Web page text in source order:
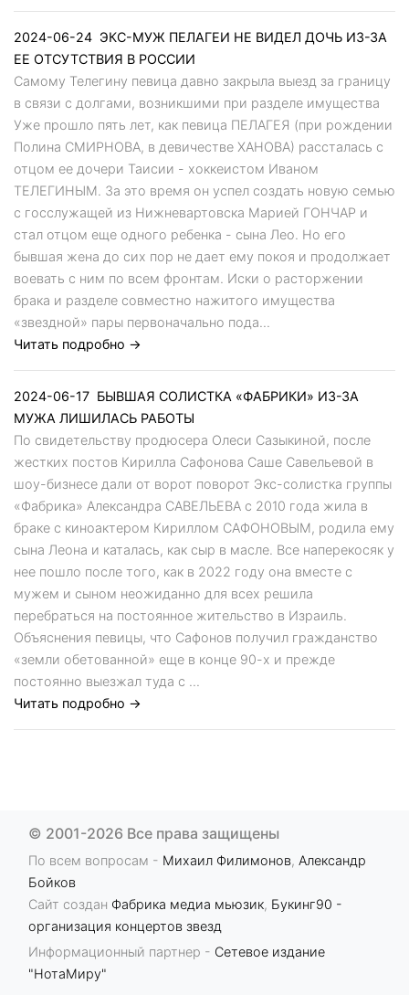
2024-06-24 ЭКС-МУЖ ПЕЛАГЕИ НЕ ВИДЕЛ ДОЧЬ ИЗ-ЗА
ЕЕ ОТСУТСТВИЯ В РОССИИ
Самому Телегину певица давно закрыла выезд за границу
в связи с долгами, возникшими при разделе имущества
Уже прошло пять лет, как певица ПЕЛАГЕЯ (при рождении
Полина СМИРНОВА, в девичестве ХАНОВА) рассталась с
отцом ее дочери Таисии - хоккеистом Иваном
ТЕЛЕГИНЫМ. За это время он успел создать новую семью
с госслужащей из Нижневартовска Марией ГОНЧАР и
стал отцом еще одного ребенка - сына Лео. Но его
бывшая жена до сих пор не дает ему покоя и продолжает
воевать с ним по всем фронтам. Иски о расторжении
брака и разделе совместно нажитого имущества
«звездной» пары первоначально пода...
Читать подробно →
2024-06-17 БЫВШАЯ СОЛИСТКА «ФАБРИКИ» ИЗ-ЗА
МУЖА ЛИШИЛАСЬ РАБОТЫ
По свидетельству продюсера Олеси Сазыкиной, после
жестких постов Кирилла Сафонова Саше Савельевой в
шоу-бизнесе дали от ворот поворот Экс-солистка группы
«Фабрика» Александра САВЕЛЬЕВА с 2010 года жила в
браке с киноактером Кириллом САФОНОВЫМ, родила ему
сына Леона и каталась, как сыр в масле. Все наперекосяк у
нее пошло после того, как в 2022 году она вместе с
мужем и сыном неожиданно для всех решила
перебраться на постоянное жительство в Израиль.
Объяснения певицы, что Сафонов получил гражданство
«земли обетованной» еще в конце 90-х и прежде
постоянно выезжал туда с ...
Читать подробно →
© 2001-2026 Все права защищены
По всем вопросам - Михаил Филимонов, Александр
Бойков
Сайт создан Фабрика медиа мьюзик, Букинг90 -
организация концертов звезд
Информационный партнер - Сетевое издание
"НотаМиру"